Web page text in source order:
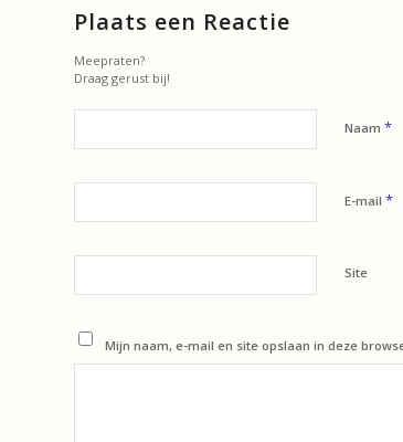
Plaats een Reactie
Meepraten?
Draag gerust bij!
Naam *
E-mail *
Site
Mijn naam, e-mail en site opslaan in deze